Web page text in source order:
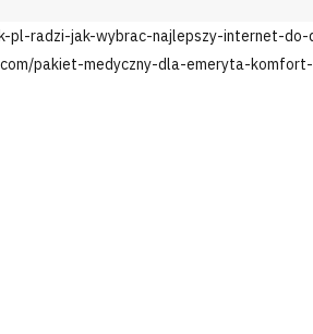
pl-radzi-jak-wybrac-najlepszy-internet-do-
pakiet-medyczny-dla-emeryta-